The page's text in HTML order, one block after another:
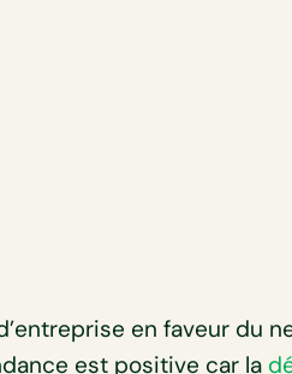
en faveur du
est positive car la